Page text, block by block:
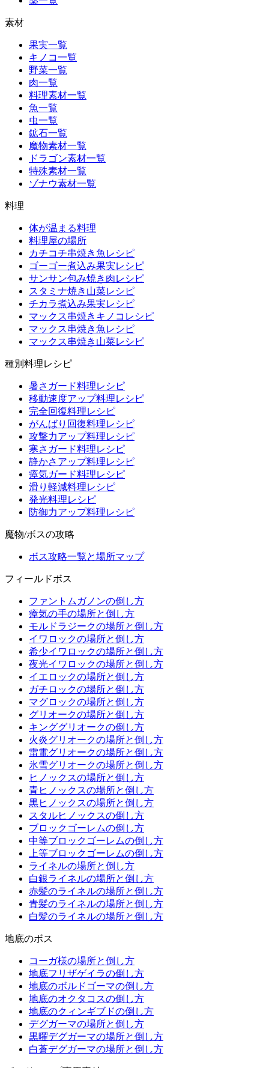
素材
果実一覧
キノコ一覧
野菜一覧
肉一覧
料理素材一覧
魚一覧
虫一覧
鉱石一覧
魔物素材一覧
ドラゴン素材一覧
特殊素材一覧
ゾナウ素材一覧
料理
体が温まる料理
料理屋の場所
カチコチ串焼き魚レシピ
ゴーゴー煮込み果実レシピ
サンサン包み焼き肉レシピ
スタミナ焼き山菜レシピ
チカラ煮込み果実レシピ
マックス串焼きキノコレシピ
マックス串焼き魚レシピ
マックス串焼き山菜レシピ
種別料理レシピ
暑さガード料理レシピ
移動速度アップ料理レシピ
完全回復料理レシピ
がんばり回復料理レシピ
攻撃力アップ料理レシピ
寒さガード料理レシピ
静かさアップ料理レシピ
瘴気ガード料理レシピ
滑り軽減料理レシピ
発光料理レシピ
防御力アップ料理レシピ
魔物/ボスの攻略
ボス攻略一覧と場所マップ
フィールドボス
ファントムガノンの倒し方
瘴気の手の場所と倒し方
モルドラジークの場所と倒し方
イワロックの場所と倒し方
希少イワロックの場所と倒し方
夜光イワロックの場所と倒し方
イエロックの場所と倒し方
ガチロックの場所と倒し方
マグロックの場所と倒し方
グリオークの場所と倒し方
キンググリオークの倒し方
火炎グリオークの場所と倒し方
雷電グリオークの場所と倒し方
氷雪グリオークの場所と倒し方
ヒノックスの場所と倒し方
青ヒノックスの場所と倒し方
黒ヒノックスの場所と倒し方
スタルヒノックスの倒し方
ブロックゴーレムの倒し方
中等ブロックゴーレムの倒し方
上等ブロックゴーレムの倒し方
ライネルの場所と倒し方
白銀ライネルの場所と倒し方
赤髪のライネルの場所と倒し方
青髪のライネルの場所と倒し方
白髪のライネルの場所と倒し方
地底のボス
コーガ様の場所と倒し方
地底フリザゲイラの倒し方
地底のボルドゴーマの倒し方
地底のオクタコスの倒し方
地底のクィンギブドの倒し方
デグガーマの場所と倒し方
黒曜デグガーマの場所と倒し方
白蒼デグガーマの場所と倒し方